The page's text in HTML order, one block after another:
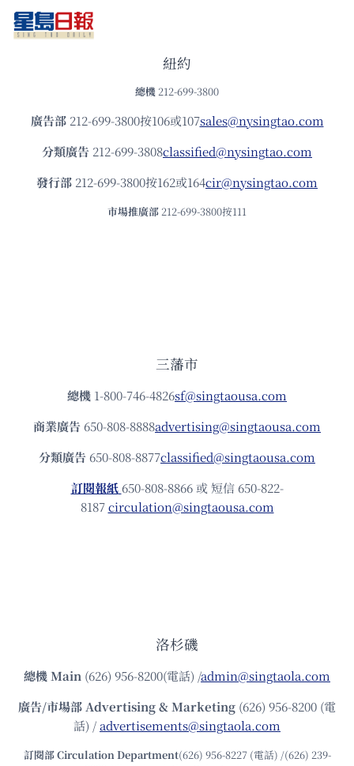
紐約
總機 212-699-3800
廣告部212-699-3800按106或107sales@nysingtao.com
分類廣告 212-699-3808classified@nysingtao.com
發⾏部 212-699-3800按162或164cir@nysingtao.com
市場推廣部 212-699-3800按111
三藩市
總機 1-800-746-4826sf@singtaousa.com
商業廣告 650-808-8888advertising@singtaousa.com
分類廣告 650-808-8877classified@singtaousa.com
訂閱報紙 650-808-8866 或 短信 650-822-
8187circulation@singtaousa.com
洛杉磯
總機Main (626) 956-8200(電話) /admin@singtaola.com
廣告/市場部Advertising & Marketing (626) 956-8200 (電
話) /advertisements@singtaola.com
訂閱部 Circulation Department(626) 956-8227 (電話) /(626) 239-